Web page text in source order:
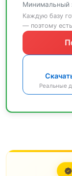
Минимальный
Каждую базу
— поэтому
Реальные